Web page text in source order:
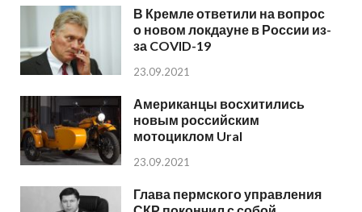
В Кремле ответили на вопрос
о новом локдауне в России из-
за COVID-19
23.09.2021
Американцы восхитились
новым российским
мотоциклом Ural
23.09.2021
Глава пермского управления